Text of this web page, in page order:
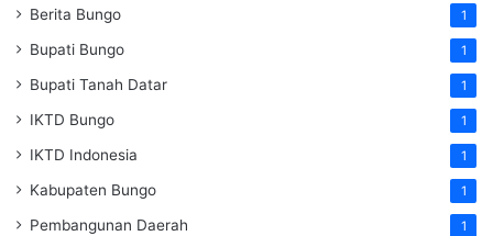
Berita Bungo 1
Bupati Bungo 1
Bupati Tanah Datar 1
IKTD Bungo 1
IKTD Indonesia 1
Kabupaten Bungo 1
Pembangunan Daerah 1